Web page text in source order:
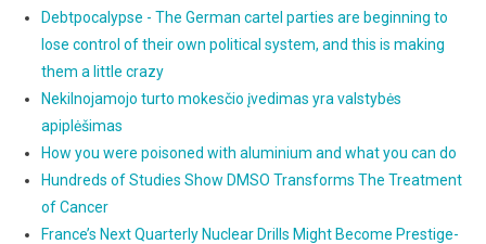
Debtpocalypse - The German cartel parties are beginning to
lose control of their own political system, and this is making
them a little crazy
Nekilnojamojo turto mokesčio įvedimas yra valstybės
apiplėšimas
How you were poisoned with aluminium and what you can do
Hundreds of Studies Show DMSO Transforms The Treatment
of Cancer
France’s Next Quarterly Nuclear Drills Might Become Prestige-